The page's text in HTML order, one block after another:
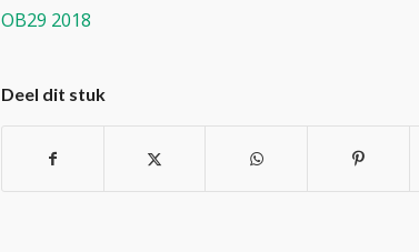
OB29 2018
Deel dit stuk